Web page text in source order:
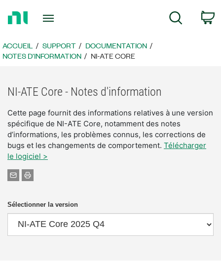
page
d’accueil
ACCUEIL SUPPORT
DOCUMENTATION
NOTES D'INFORMATION
NI-ATE CORE
NI-ATE Core - Notes d'information
Cette page fournit des informations relatives à une version
spécifique de NI-ATE Core, notamment des notes
d’informations, les problèmes connus, les corrections de
bugs et les changements de comportement. Télécharger
le logiciel >
Sélectionner la version